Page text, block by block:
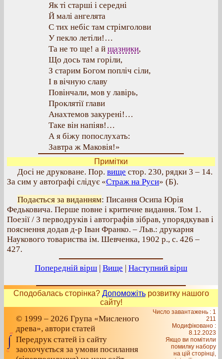
Як ті старші і середні
Й малі ангелята
С тих небіс там стрімголови
У пекло летіли!…
Та не то ще! а й щазники,
Що дось там горіли,
З старим Богом попліч сіли,
І в вічную славу
Повінчали, мов у лавірь,
Проклятії глави
Анахтемов закурені!…
Таке він напіяв!…
А я біжу попослухать:
Завтра ж Маковія!»
Примітки
Досі не друковане. Пор. вище стор. 230, рядки 3 – 14.
За сим у автоґрафі слідує «Страж на Руси» (Б).
Подається за виданням: Писання Осипа Юрія
Федьковича. Перше повне і критичне видання. Том 1.
Поезії / З перводруків і автографів зібрав, упорядкував і
пояснення додав д-р Іван Франко. – Льв.: друкарня
Наукового товариства ім. Шевченка, 1902 р., с. 426 –
427.
Попередній вірш | Вище | Наступний вірш
Сподобалась сторінка? Допоможітьрозвитку нашого
сайту!
© 1999 – 2026 Група «Мисленого
древа», автори статей
Передрук статей із сайту
заохочується за умови посилання
Число завантажень : 1
211
Модифіковано :
8.12.2023
Якщо ви помітили
помилку набору
на цiй сторiнцi,